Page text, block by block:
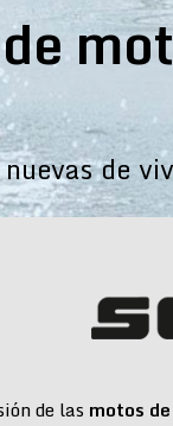
de
de las motos